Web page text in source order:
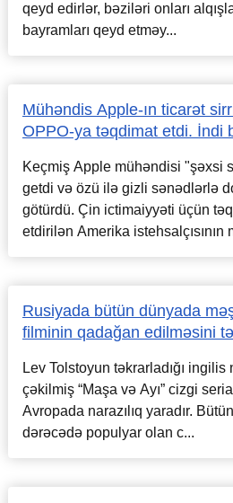
qeyd edirlər, bəziləri onları
bayramları qeyd etməy...
Mühəndis Apple-ın ticarət
OPPO-ya təqdimat etdi. İndi
Keçmiş Apple mühəndisi "şəxsi
getdi və özü ilə gizli sənədlərlə
götürdü. Çin ictimaiyyəti üçün
etdirilən Amerika istehsalçısının
Rusiyada bütün dünyada
filminin qadağan edilməsini
Lev Tolstoyun təkrarladığı ingilis
çəkilmiş “Maşa və Ayı” cizgi
Avropada narazılıq yaradır.
dərəcədə populyar olan c...